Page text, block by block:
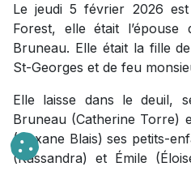
Le jeudi 5 février 2026 est
Forest, elle était
Bruneau. Elle était la fille
St-Georges et de feu
Elle laisse dans le deuil,
Bruneau (Catherine Torre)
(Roxane Blais) ses petits-
(Kassandra) et Émile